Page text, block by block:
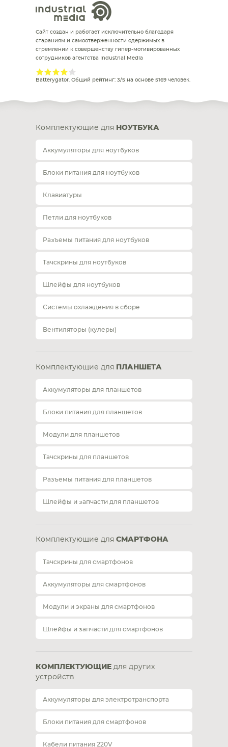
Сайт создан и работает исключительно благодаря
стараниям и самоотверженности одержимых в
стремлении к совершенству гипер-мотивированных
сотрудников агентства Industrial Media
Batterygator. Общий рейтинг: 3/5 на основе 5169 человек.
Комплектующие для НОУТБУКА
Аккумуляторы для ноутбуков
Блоки питания для ноутбуков
Клавиатуры
Петли для ноутбуков
Разъемы питания для ноутбуков
Тачскрины для ноутбуков
Шлейфы для ноутбуков
Системы охлаждения в сборе
Вентиляторы (кулеры)
Комплектующие для ПЛАНШЕТА
Аккумуляторы для планшетов
Блоки питания для планшетов
Модули для планшетов
Тачскрины для планшетов
Разъемы питания для планшетов
Шлейфы и запчасти для планшетов
Комплектующие для СМАРТФОНА
Тачскрины для смартфонов
Аккумуляторы для смартфонов
Модули и экраны для смартфонов
Шлейфы и запчасти для смартфонов
КОМПЛЕКТУЮЩИЕ для других
устройств
Аккумуляторы для электротранспорта
Блоки питания для смартфонов
Кабели питания 220V